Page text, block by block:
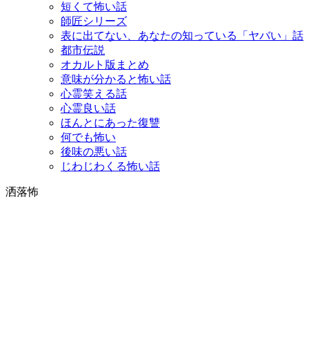
短くて怖い話
師匠シリーズ
表に出てない、あなたの知っている「ヤバい」話
都市伝説
オカルト版まとめ
意味が分かると怖い話
心霊笑える話
心霊良い話
ほんとにあった復讐
何でも怖い
後味の悪い話
じわじわくる怖い話
洒落怖